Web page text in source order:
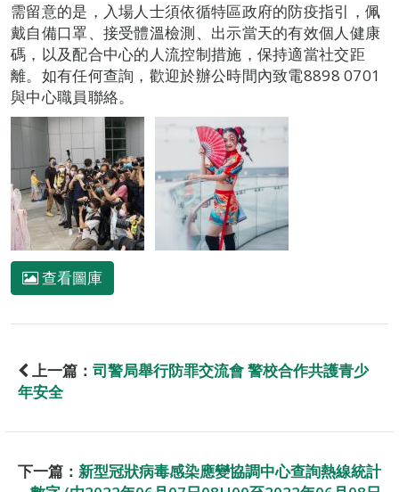
需留意的是，入場人士須依循特區政府的防疫指引，佩
戴自備口罩、接受體溫檢測、出示當天的有效個人健康
碼，以及配合中心的人流控制措施，保持適當社交距
離。如有任何查詢，歡迎於辦公時間內致電8898 0701
與中心職員聯絡。
查看圖庫
上一篇： 司警局舉行防罪交流會 警校合作共護青少
年安全
下一篇： 新型冠狀病毒感染應變協調中心查詢熱線統計